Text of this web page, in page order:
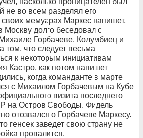
не во всем разделял его
мемуарах Маркес напишет,
Москву долго беседовал с
Горбачеве. Колумбиец и
том, что следует весьма
к некоторым инициативам
Кастро, как потом напишет
когда команданте в марте
с Михаилом Горбачевым на Кубе
визита последнего
на Остров Свободы. Фидель
отозвался о Горбачеве Маркесу.
генсек заведет свою страну не
провалится.